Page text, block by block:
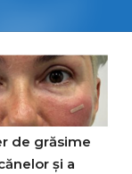
de grăsime
și a